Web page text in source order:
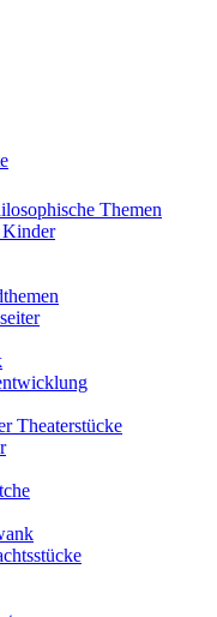
Themen
Kinder
Theaterstücke